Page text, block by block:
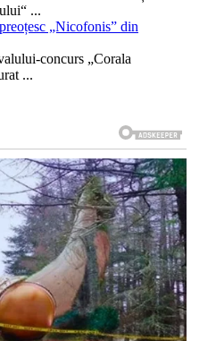
...
„Nicofonis” din
concurs „Corala
...